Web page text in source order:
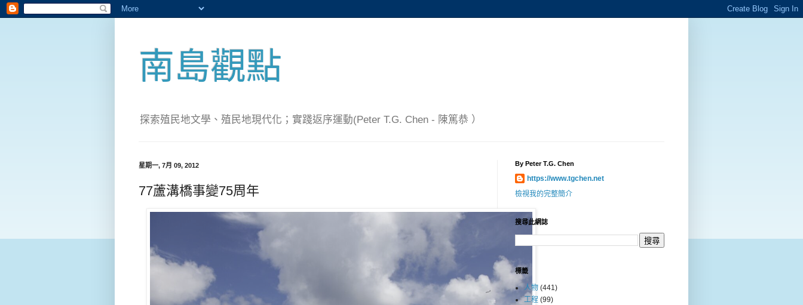
南島觀點
探索殖民地文學、殖民地現代化；實踐返序運動(Peter T.G. Chen - 陳篤恭 ）
星期一, 7月 09, 2012
77蘆溝橋事變75周年
By Peter T.G. Chen
https://www.tgchen.net
檢視我的完整簡介
搜尋此網誌
標籤
人物 (441)
工程 (99)